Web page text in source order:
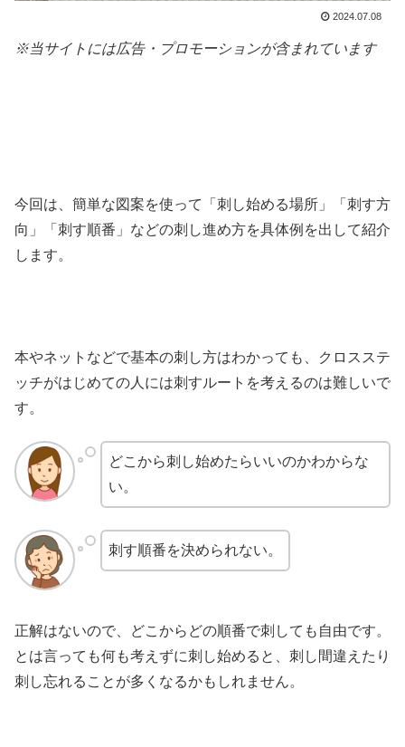
2024.07.08
※当サイトには広告・プロモーションが含まれています
今回は、簡単な図案を使って「刺し始める場所」「刺す方
向」「刺す順番」などの刺し進め方を具体例を出して紹介
します。
本やネットなどで基本の刺し方はわかっても、クロスステ
ッチがはじめての人には刺すルートを考えるのは難しいで
す。
どこから刺し始めたらいいのかわからな
い。
刺す順番を決められない。
正解はないので、どこからどの順番で刺しても自由です。
とは言っても何も考えずに刺し始めると、刺し間違えたり
刺し忘れることが多くなるかもしれません。